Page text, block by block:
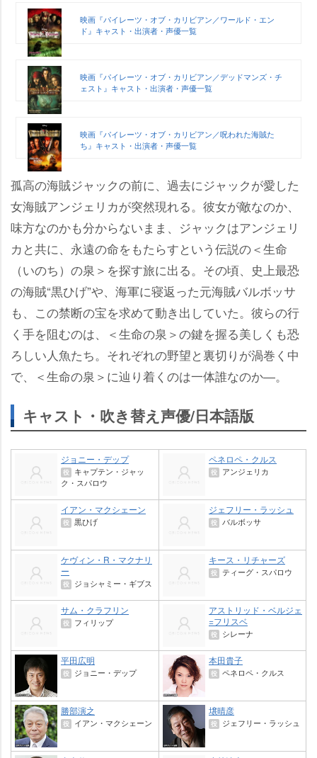
映画『パイレーツ・オブ・カリビアン／ワールド・エン
ド』キャスト・出演者・声優一覧
映画『パイレーツ・オブ・カリビアン／デッドマンズ・チ
ェスト』キャスト・出演者・声優一覧
映画『パイレーツ・オブ・カリビアン／呪われた海賊た
ち』キャスト・出演者・声優一覧
孤高の海賊ジャックの前に、過去にジャックが愛した
女海賊アンジェリカが突然現れる。彼女が敵なのか、
味方なのかも分からないまま、ジャックはアンジェリ
カと共に、永遠の命をもたらすという伝説の＜生命
（いのち）の泉＞を探す旅に出る。その頃、史上最恐
の海賊“黒ひげ”や、海軍に寝返った元海賊バルボッサ
も、この禁断の宝を求めて動き出していた。彼らの行
く手を阻むのは、＜生命の泉＞の鍵を握る美しくも恐
ろしい人魚たち。それぞれの野望と裏切りが渦巻く中
で、＜生命の泉＞に辿り着くのは一体誰なのか―。
キャスト・吹き替え声優/日本語版
ジョニー・デップ
役
キャプテン・ジャッ
ク・スパロウ
ペネロペ・クルス
役 アンジェリカ
イアン・マクシェーン
役 黒ひげ
ジェフリー・ラッシュ
役 バルボッサ
ケヴィン・R・マクナリ
ー
役 ジョシャミー・ギブス
キース・リチャーズ
役 ティーグ・スパロウ
サム・クラフリン
役 フィリップ
アストリッド・ベルジェ
=フリスベ
役 シレーナ
平田広明
役 ジョニー・デップ
本田貴子
役 ペネロペ・クルス
勝部演之
役 イアン・マクシェーン
壌晴彦
役 ジェフリー・ラッシュ